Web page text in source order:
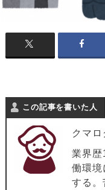
この記事を書いた人
クマロ
業界歴
働環境
する。